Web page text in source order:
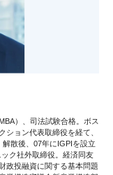
）、司法試験合格。ボス
ション代表取締役を経て、
散後、07年にIGPIを設立
ク社外取締役。経済同友
政投融資に関する基本問題